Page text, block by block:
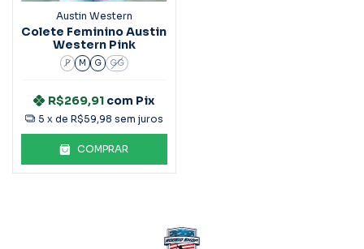
Austin Western
Colete Feminino Austin
Western Pink
P M G GG
R$269,91 com Pix
5 x de R$59,98 sem juros
COMPRAR